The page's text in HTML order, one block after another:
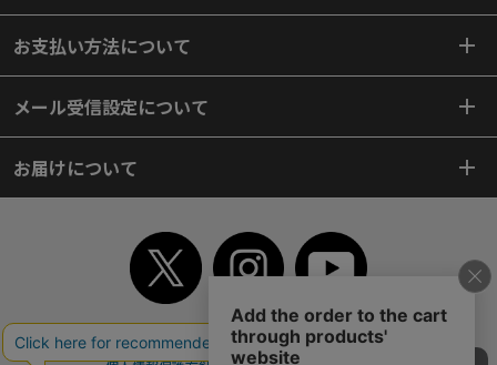
お支払い方法について
メール受信設定について
お届けについて
TOP 初めてご利用のお客様へ ご利用案内
ご利用規約